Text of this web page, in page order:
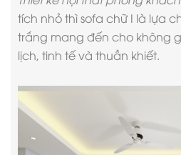
tích nhỏ thì sofa chữ I là lựa
trắng mang đến cho không
lịch, tinh tế và thuần khiết.